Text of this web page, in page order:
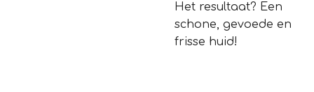
Het resultaat? Een
schone, gevoede en
frisse huid!